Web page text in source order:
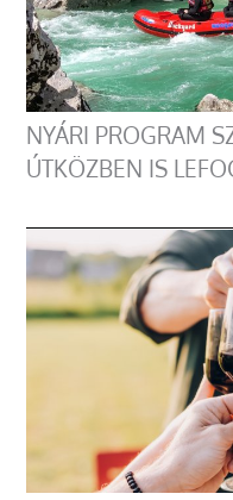
NYÁRI PROGRAM
ÚTKÖZBEN IS